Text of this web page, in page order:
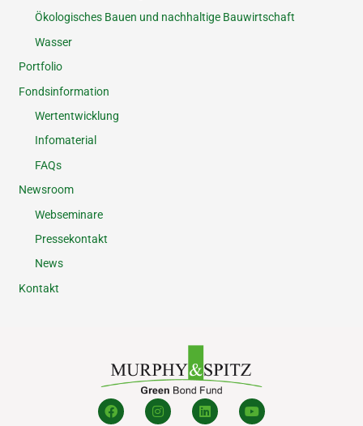
Ökologisches Bauen und nachhaltige Bauwirtschaft
Wasser
Portfolio
Fondsinformation
Wertentwicklung
Infomaterial
FAQs
Newsroom
Webseminare
Pressekontakt
News
Kontakt
F
a
I
n
L
i
Y
o